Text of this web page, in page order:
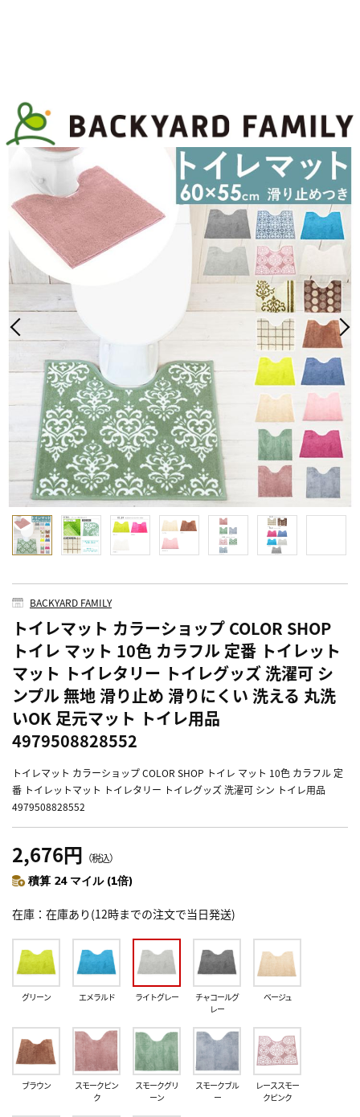
BACKYARD FAMILY
トイレマット カラーショップ COLOR SHOP
トイレ マット 10色 カラフル 定番 トイレット
マット トイレタリー トイレグッズ 洗濯可 シ
ンプル 無地 滑り止め 滑りにくい 洗える 丸洗
いOK 足元マット トイレ用品
4979508828552
トイレマット カラーショップ COLOR SHOP トイレ マット 10色 カラフル 定
番 トイレットマット トイレタリー トイレグッズ 洗濯可 シン トイレ用品
4979508828552
2,676円 （税込）
積算 24 マイル (1倍)
在庫 在庫あり(12時までの注文で当日発送)
グリーン エメラルド ライトグレー
チャコールグ
レー
ベージュ
ブラウン
スモークピン
ク
スモークグリ
ーン
スモークブル
ー
レーススモー
クピンク